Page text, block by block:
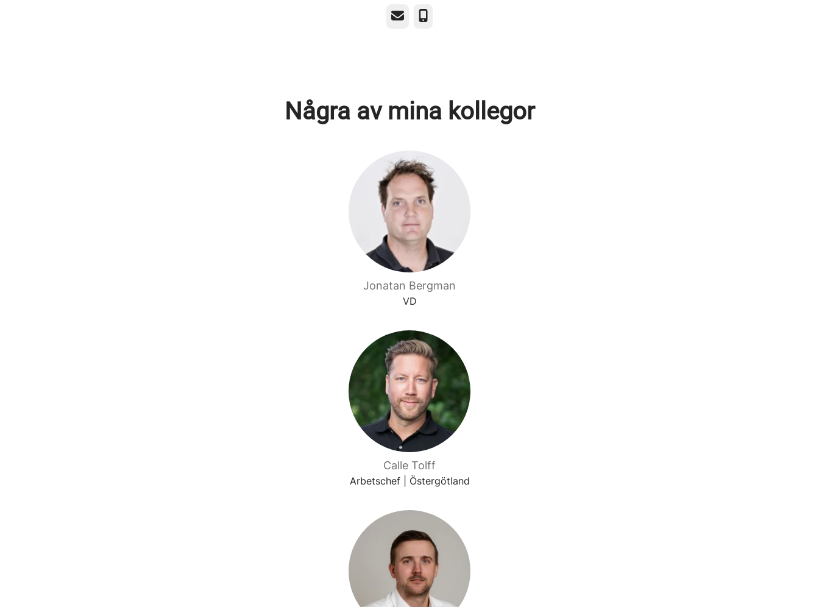
E-postTelefon
Några av mina kollegor
Jonatan Bergman
VD
Calle Tolff
Arbetschef | Östergötland